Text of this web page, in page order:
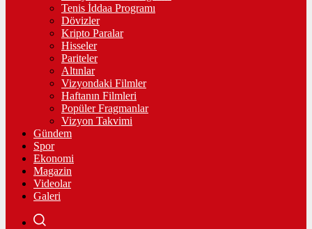
Tenis İddaa Programı
Dövizler
Kripto Paralar
Hisseler
Pariteler
Altınlar
Vizyondaki Filmler
Haftanın Filmleri
Popüler Fragmanlar
Vizyon Takvimi
Gündem
Spor
Ekonomi
Magazin
Videolar
Galeri